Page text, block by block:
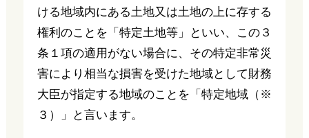
ける地域内にある土地又は土地の上に存する
権利のことを「特定土地等」といい、この３
条１項の適用がない場合に、その特定非常災
害により相当な損害を受けた地域として財務
大臣が指定する地域のことを「特定地域（※
３）」と言います。